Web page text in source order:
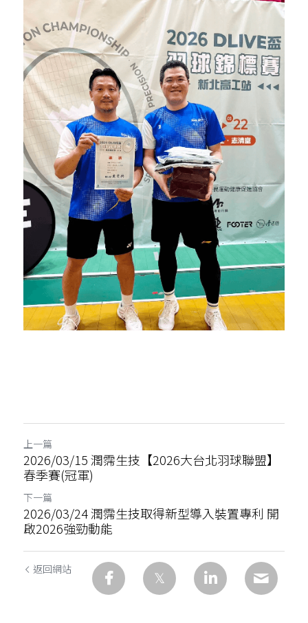
上一篇
2026/03/15 潤霈生技【2026大台北羽球聯盟】
春季賽(冠軍)
下一篇
2026/03/24 潤霈生技取得新型導入裝置專利 開
啟2026強勁動能
返回網站